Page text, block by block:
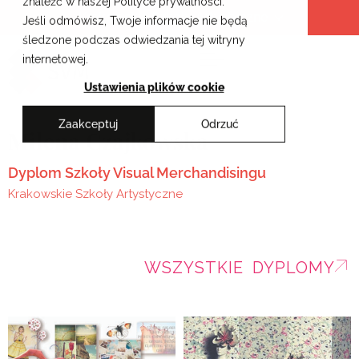
Jeśli odmówisz, Twoje informacje nie będą
śledzone podczas odwiedzania tej witryny
internetowej.
Ustawienia plików cookie
Zaakceptuj Odrzuć
Przejdź
treści
Krakowskie Szkoły Artystyczne
Milena Czajkowska
Dyplom Szkoły Visual Merchandisingu
Krakowskie Szkoły Artystyczne
WSZYSTKIE DYPLOMY